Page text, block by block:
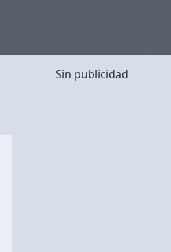
Sin publicidad